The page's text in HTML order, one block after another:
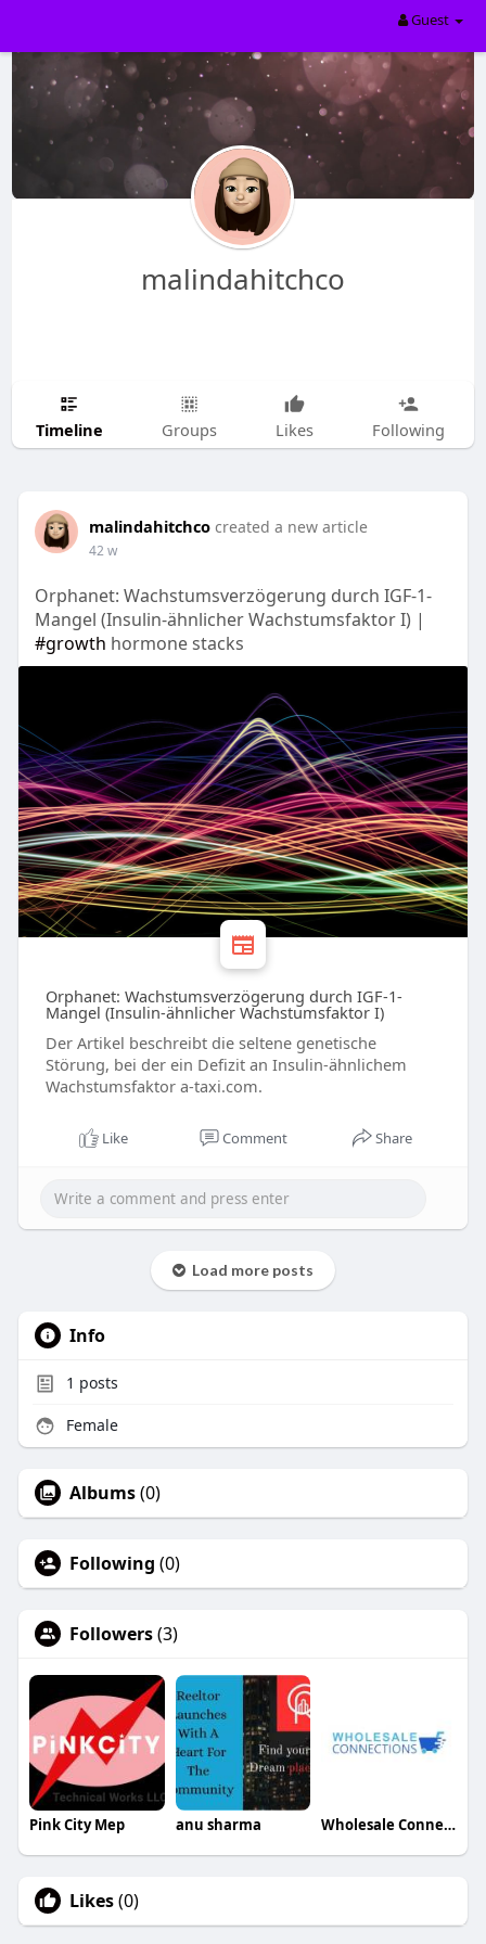
Guest
malindahitchco
Timeline Groups Likes Following
malindahitchco created a new article
42 w
Orphanet: Wachstumsverzögerung durch IGF-1-
Mangel (Insulin-ähnlicher Wachstumsfaktor I) |
#growth hormone stacks
Orphanet: Wachstumsverzögerung durch IGF-1-
Mangel (Insulin-ähnlicher Wachstumsfaktor I)
Der Artikel beschreibt die seltene genetische
Störung, bei der ein Defizit an Insulin-ähnlichem
Wachstumsfaktor a-taxi.com.
Like Comment Share
Load more posts
Info
1 posts
Female
Albums(0)
Following (0)
Followers(3)
Pink City Mep anu sharma Wholesale Connections
Likes(0)